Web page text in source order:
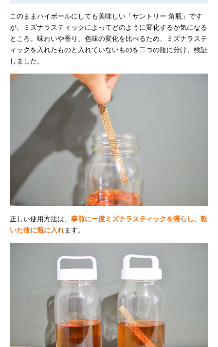
このままハイボールにしても美味しい「サントリー 角瓶」です
が、ミズナラスティックによってどのように変化するか気になる
ところ。味わいや香り、色味の変化を比べるため、ミズナラステ
ィックを入れたものと入れていないものを二つの瓶に分け、検証
しました。
正しい使用方法は、 事前に一度ミズナラスティックを濡らし、乾
いた後に瓶に入れます。